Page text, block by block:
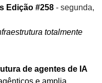
Edição #258 - segunda,
totalmente
de agentes de IA
e amplia